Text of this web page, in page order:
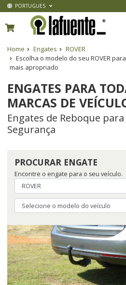
PORTUGUES
Home Engates
ROVER
Escolha o modelo do seu ROVER
mais apropriado
ENGATES PARA
MARCAS DE
Engates de Reboque
Segurança
PROCURAR ENGATE
Encontre o engate para o seu veículo.